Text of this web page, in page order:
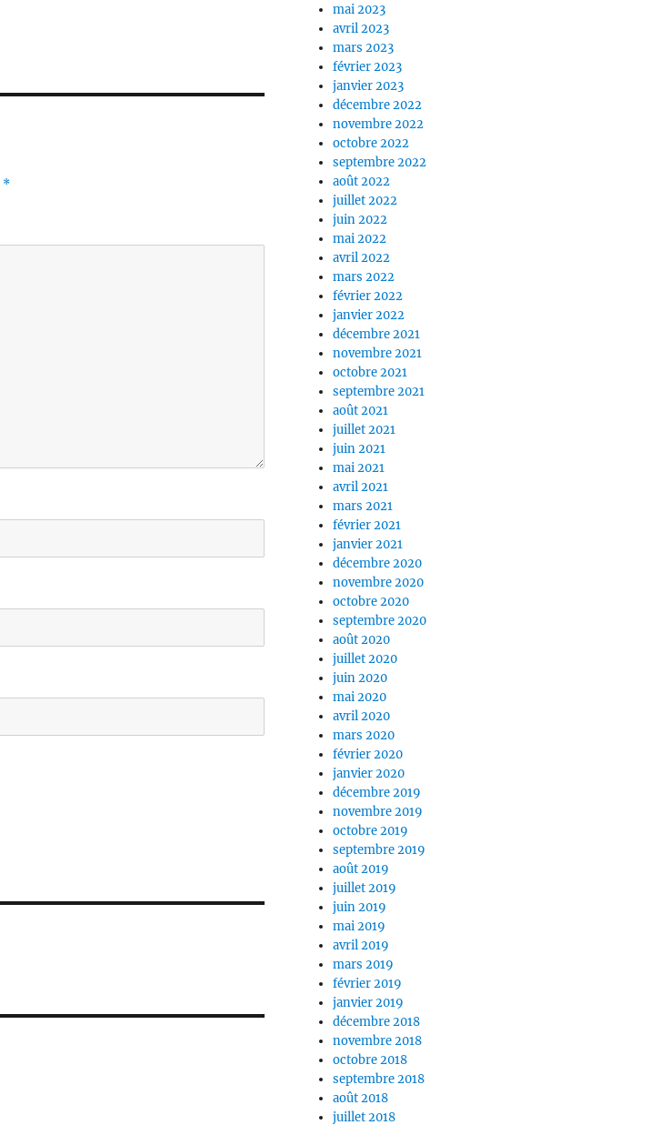
*
mai 2023
avril 2023
mars 2023
février 2023
janvier 2023
décembre 2022
novembre 2022
octobre 2022
septembre 2022
août 2022
juillet 2022
juin 2022
mai 2022
avril 2022
mars 2022
février 2022
janvier 2022
décembre 2021
novembre 2021
octobre 2021
septembre 2021
août 2021
juillet 2021
juin 2021
mai 2021
avril 2021
mars 2021
février 2021
janvier 2021
décembre 2020
novembre 2020
octobre 2020
septembre 2020
août 2020
juillet 2020
juin 2020
mai 2020
avril 2020
mars 2020
février 2020
janvier 2020
décembre 2019
novembre 2019
octobre 2019
septembre 2019
août 2019
juillet 2019
juin 2019
mai 2019
avril 2019
mars 2019
février 2019
janvier 2019
décembre 2018
novembre 2018
octobre 2018
septembre 2018
août 2018
juillet 2018